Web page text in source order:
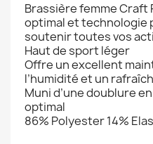
Brassière femme Craft
optimal et technologie
soutenir toutes vos
Haut de sport léger
Offre un excellent
l’humidité et un
Muni d’une doublure
optimal
86% Polyester 14%